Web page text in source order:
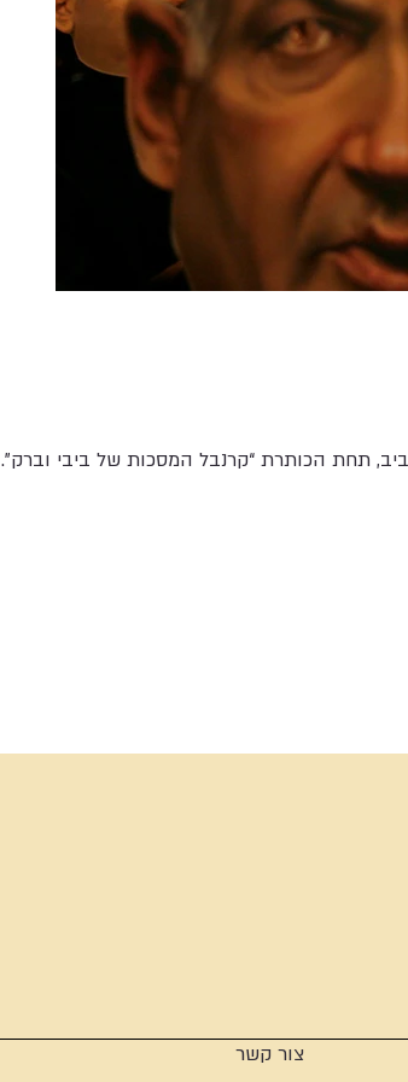
תחת הכותרת “קרנבל המסכות של ביבי וברק”.
צור קשר